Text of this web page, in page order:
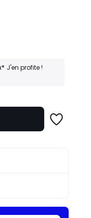
J'en profite !